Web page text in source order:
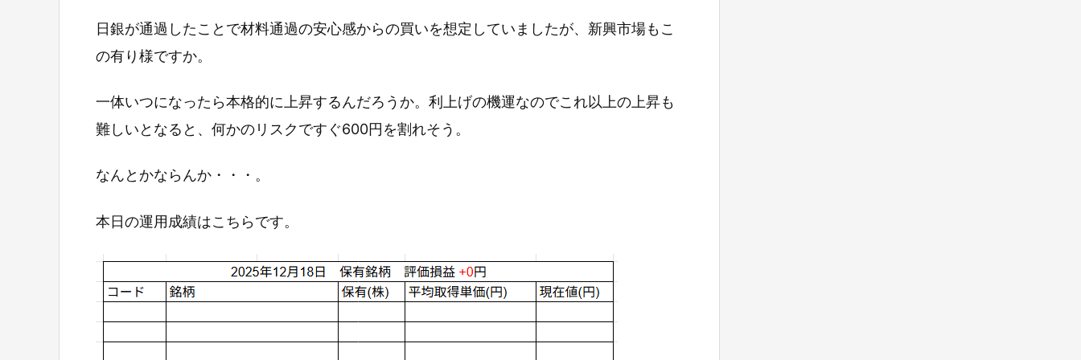
日銀が通過したことで材料通過の安心感からの買いを想定していましたが、新興市場もこ
の有り様ですか。
一体いつになったら本格的に上昇するんだろうか。利上げの機運なのでこれ以上の上昇も
難しいとなると、何かのリスクですぐ600円を割れそう。
なんとかならんか・・・。
本日の運用成績はこちらです。